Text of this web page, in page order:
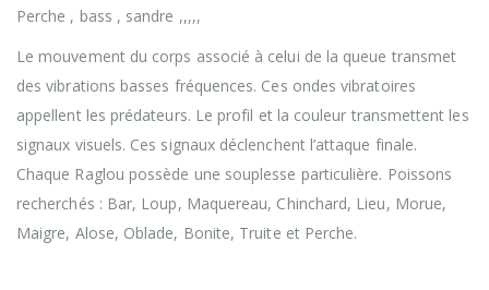
Perche , bass , sandre ,,,,,
Le mouvement du corps associé à celui de la queue transmet
des vibrations basses fréquences. Ces ondes vibratoires
appellent les prédateurs. Le profil et la couleur transmettent les
signaux visuels. Ces signaux déclenchent l’attaque finale.
Chaque Raglou possède une souplesse particulière. Poissons
recherchés : Bar, Loup, Maquereau, Chinchard, Lieu, Morue,
Maigre, Alose, Oblade, Bonite, Truite et Perche.